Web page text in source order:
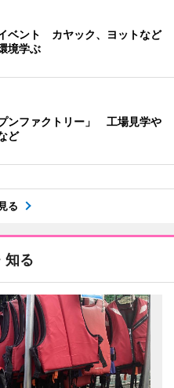
ベント カヤック、ヨットなど
境学ぶ
ンファクトリー」 工場見学や
ど
る
知る